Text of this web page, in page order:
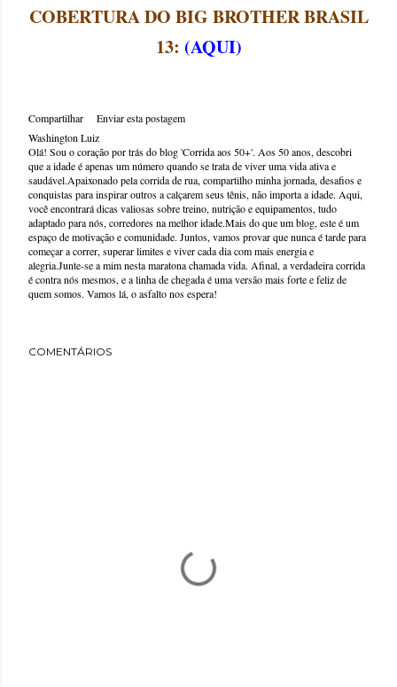
COBERTURA DO BIG BROTHER BRASIL
13: (AQUI)
Compartilhar
Enviar esta postagem
Washington Luiz
Olá! Sou o coração por trás do blog 'Corrida aos 50+'. Aos 50 anos, descobri
que a idade é apenas um número quando se trata de viver uma vida ativa e
saudável.Apaixonado pela corrida de rua, compartilho minha jornada, desafios e
conquistas para inspirar outros a calçarem seus tênis, não importa a idade. Aqui,
você encontrará dicas valiosas sobre treino, nutrição e equipamentos, tudo
adaptado para nós, corredores na melhor idade.Mais do que um blog, este é um
espaço de motivação e comunidade. Juntos, vamos provar que nunca é tarde para
começar a correr, superar limites e viver cada dia com mais energia e
alegria.Junte-se a mim nesta maratona chamada vida. Afinal, a verdadeira corrida
é contra nós mesmos, e a linha de chegada é uma versão mais forte e feliz de
quem somos. Vamos lá, o asfalto nos espera!
COMENTÁRIOS